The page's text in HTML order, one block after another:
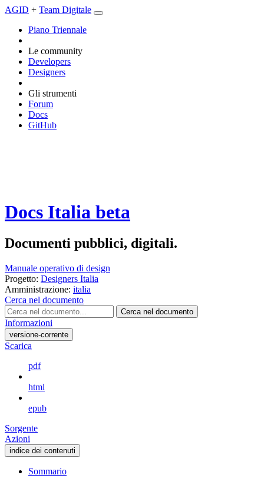
AGID + Team Digitale
Piano Triennale
Le community
Developers
Designers
Gli strumenti
Forum
Docs
GitHub
Docs Italia beta
Documenti pubblici, digitali.
Manuale operativo di design
Progetto: Designers Italia
Amministrazione: italia
Cerca nel documento
Cerca nel documento
Informazioni
versione-corrente
Scarica
pdf
html
epub
Sorgente
Azioni
indice dei contenuti
Sommario